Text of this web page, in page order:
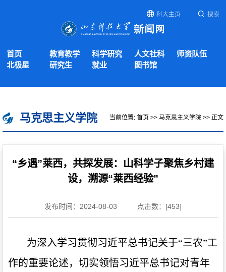
科大主页 搜索
首页 教育教学 科学研究 人文社科
师资队伍
北极星
研究生 就业 图书馆
马克思主义学院 当前位置: 首页 >> 马克思主义学院 >> 正文
“乡遇”莱西，共探发展：山科学子聚焦乡村建
设，溯源“莱西经验”
发布时间：2024-08-03 点击数：[453]
为深入学习贯彻习近平总书记关于“三农”工
作的重要论述，切实领悟习近平总书记对青年